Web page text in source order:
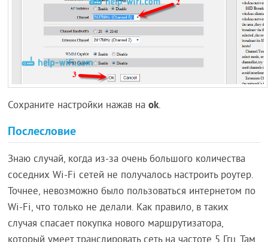
Сохраните настройки нажав наok.
Послесловие
Знаю случай, когда из-за очень большого количества
соседних Wi-Fi сетей не получалось настроить роутер.
Точнее, невозможно было пользоваться интернетом по
Wi-Fi, что только не делали. Как правило, в таких
случая спасает покупка нового маршрутизатора,